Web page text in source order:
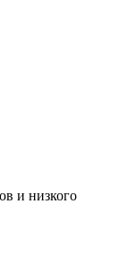
и низкого